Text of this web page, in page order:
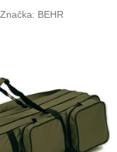
Značka: BEHR